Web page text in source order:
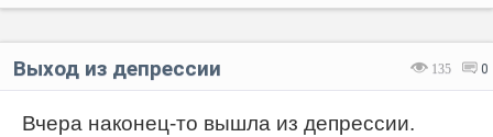
135 0
Выход из депрессии
Вчера наконец-то вышла из депрессии.